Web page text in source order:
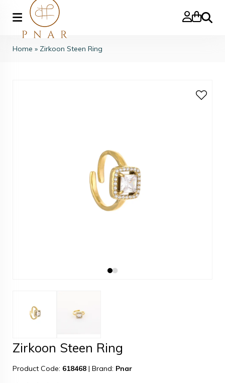
Search
Home » Zirkoon Steen Ring
Zirkoon Steen Ring
Product Code: 618468 | Brand: Pnar